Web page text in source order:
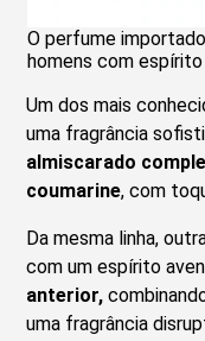
O perfume
homens com
Um dos mais
uma fragrância
almiscarado
coumarine, com
Da mesma linha,
com um espírito
anterior,
uma fragrância